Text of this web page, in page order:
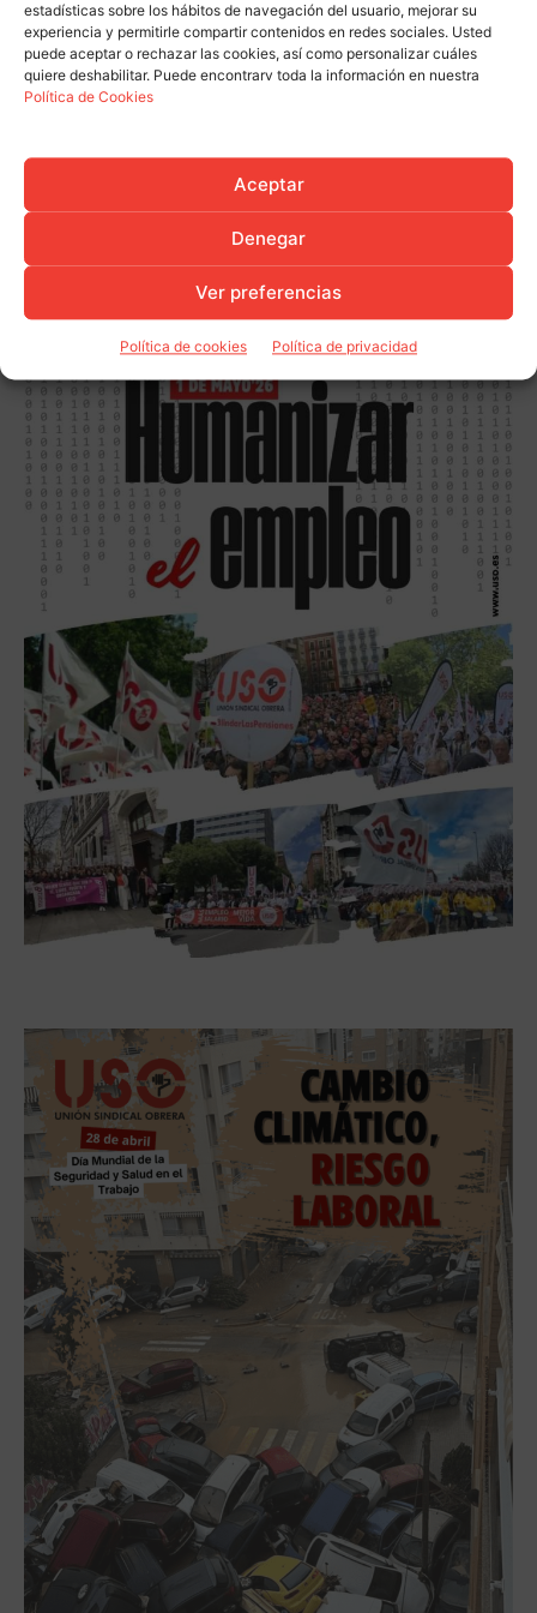
estadísticas sobre los hábitos de navegación del usuario, mejorar su
experiencia y permitirle compartir contenidos en redes sociales. Usted
puede aceptar o rechazar las cookies, así como personalizar cuáles
quiere deshabilitar. Puede encontrarv toda la información en nuestra
Política de Cookies
Aceptar
Denegar
Ver preferencias
Política de cookies Política de privacidad
elecciones sindicales
USO Cantabria advierte del
estacional del empleo